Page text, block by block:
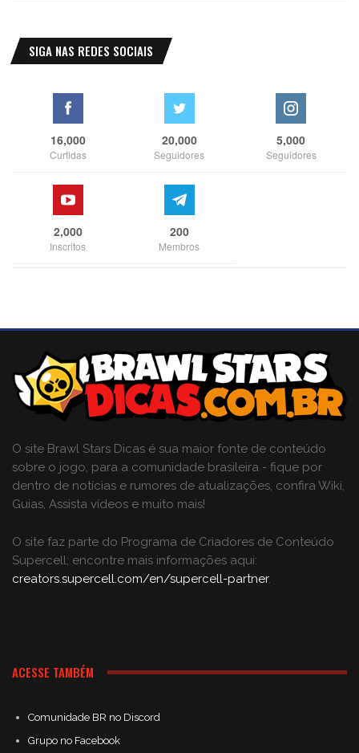
SIGA NAS REDES SOCIAIS
16,000
Curtidas
20,000
Seguidores
5,000
Seguidores
2,000
Inscritos
200
Membros
O site Brawl Stars Dicas é sua maior fonte de conteúdo
sobre o jogo, para a comunidade brasileira - fique por
dentro de notícias e rumores de atualizações, confira Wiki,
Guias, Assista vídeos e muito mais!
O site faz parte do Programa de Criadores de Conteúdo
Supercell; encontre mais informações aqui:
creators.supercell.com/en/supercell-partner.
ACESSE TAMBÉM
Comunidade BR no Discord
Grupo no Facebook